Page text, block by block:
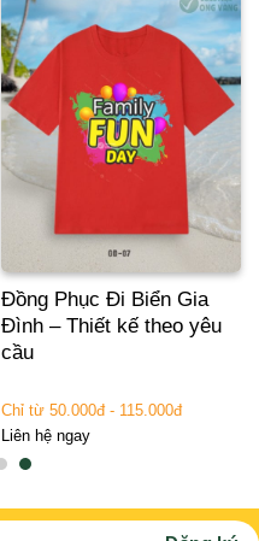
Đồng Phục Đi Biển Gia
Đình – Thiết kế theo yêu
cầu
Chỉ từ 50.000đ - 115.000đ
Liên hệ ngay